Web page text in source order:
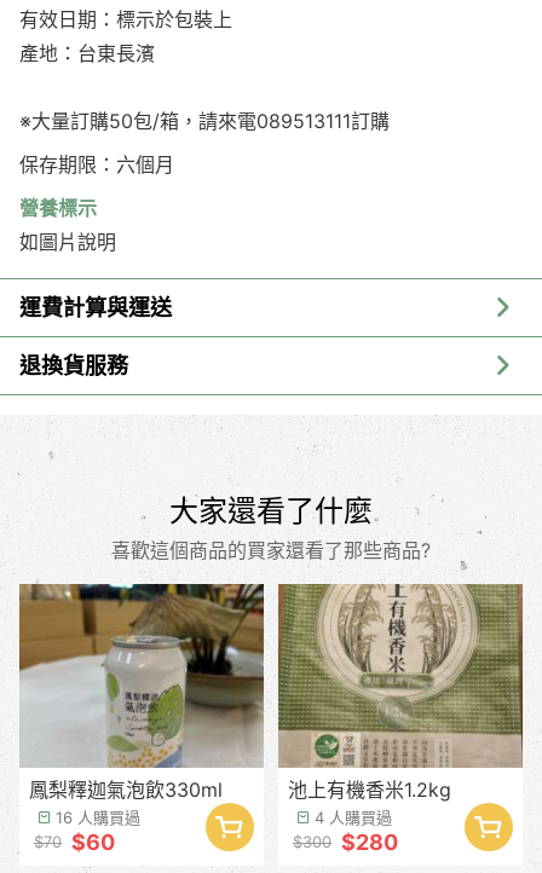
有效日期：標示於包裝上
產地：台東長濱
※大量訂購50包/箱，請來電089513111訂購
保存期限：六個月
營養標示
如圖片說明
運費計算與運送
退換貨服務
大家還看了什麼
喜歡這個商品的買家還看了那些商品?
鳳梨釋迦氣泡飲330ml
16 人購買過
$70 $60
池上有機香米1.2kg
4 人購買過
$300 $280